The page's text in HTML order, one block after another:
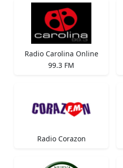
Radio Carolina Online
99.3 FM
Radio Corazon